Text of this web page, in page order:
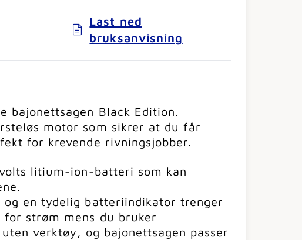
Last ned
bruksanvisning
bajonettsagen Black Edition.
motor som sikrer at du får
for krevende rivningsjobber.
litium-ion-batteri som kan
en tydelig batteriindikator trenger
strøm mens du bruker
verktøy, og bajonettsagen passer